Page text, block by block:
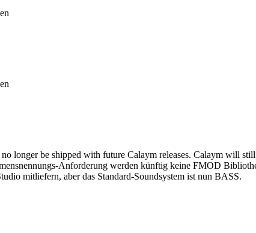
longer be shipped with future Calaym releases. Calaym will
Anforderung werden künftig keine FMOD
mitliefern, aber das Standard-Soundsystem ist nun BASS.